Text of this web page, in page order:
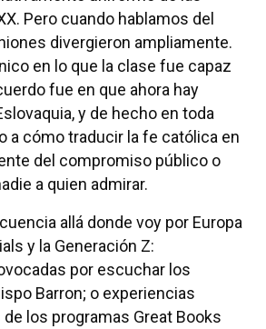
Pero cuando hablamos del
divergieron ampliamente.
en lo que la clase fue capaz
fue en que ahora hay
y de hecho en toda
a cómo traducir la fe católica en
del compromiso público o
a quien admirar.
allá donde voy por Europa
y la Generación Z:
por escuchar los
Barron; o experiencias
los programas Great Books